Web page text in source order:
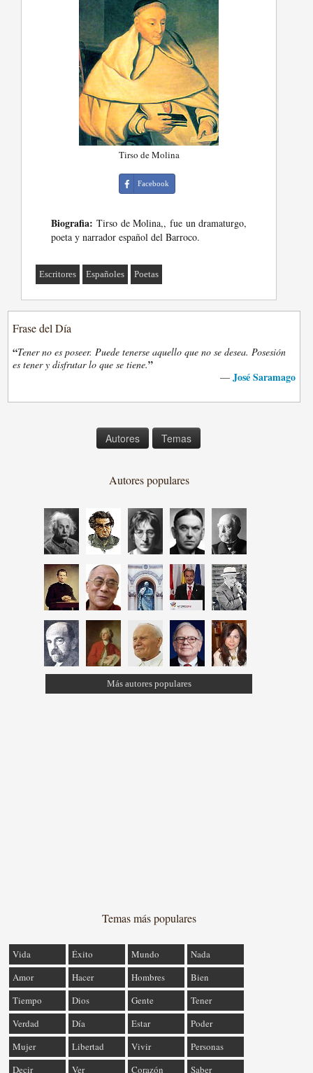
Tirso de Molina
Facebook
Biografia: Tirso de Molina,, fue un dramaturgo,
poeta y narrador español del Barroco.
Escritores Españoles Poetas
Frase del Día
“Tener no es poseer. Puede tenerse aquello que no se desea. Posesión
es tener y disfrutar lo que se tiene.”
— José Saramago
Autores Temas
Autores populares
Más autores populares
Temas más populares
Vida Éxito Mundo
Nada
Amor
Hacer Hombres
Bien
Tiempo
Dios Gente
Tener
Verdad
Día Estar
Poder
Mujer
Libertad Vivir
Personas
Decir
Ver Corazón Saber